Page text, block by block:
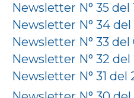
Newsletter N° 35 del
Newsletter N° 34 del
Newsletter N° 33
Newsletter N° 32
Newsletter N° 31 del